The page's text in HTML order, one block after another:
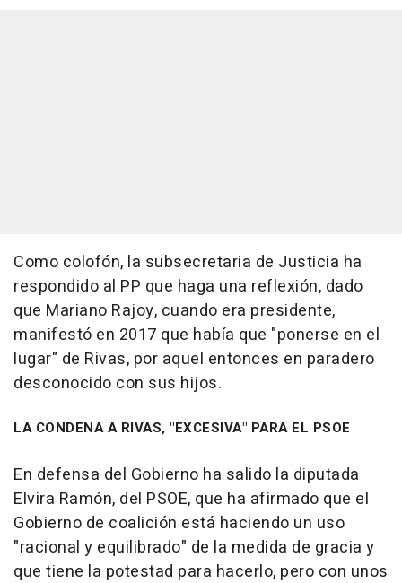
Como colofón, la subsecretaria de Justicia ha
respondido al PP que haga una reflexión, dado
que Mariano Rajoy, cuando era presidente,
manifestó en 2017 que había que "ponerse en el
lugar" de Rivas, por aquel entonces en paradero
desconocido con sus hijos.
LA CONDENA A RIVAS, "EXCESIVA" PARA EL PSOE
En defensa del Gobierno ha salido la diputada
Elvira Ramón, del PSOE, que ha afirmado que el
Gobierno de coalición está haciendo un uso
"racional y equilibrado" de la medida de gracia y
que tiene la potestad para hacerlo, pero con unos